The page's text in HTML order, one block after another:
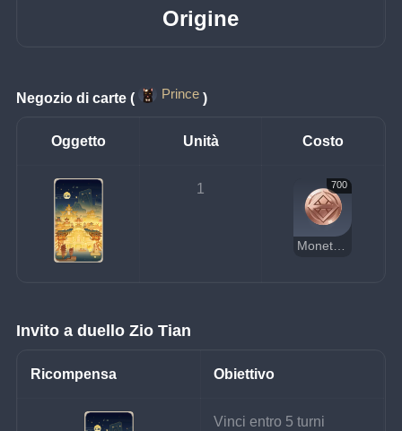
Origine
Negozio di carte ( Prince )
Oggetto Unità Costo
1 700
Moneta della fortuna
Invito a duello Zio Tian
Ricompensa Obiettivo
Vinci entro 5 turni